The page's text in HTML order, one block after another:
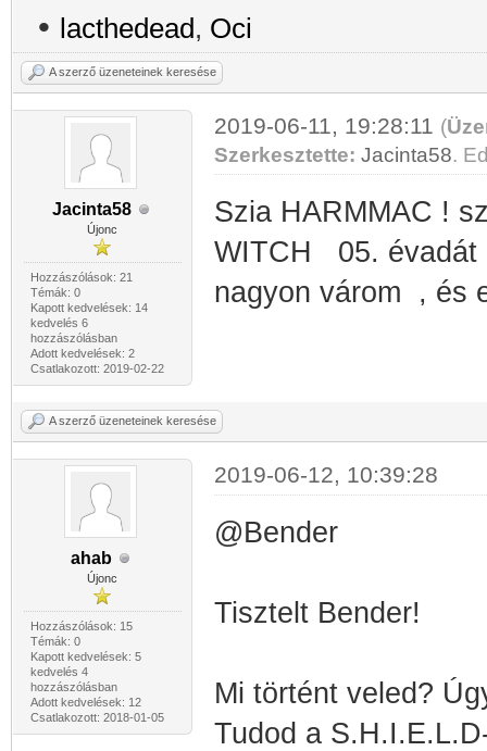
• lacthedead, Oci
A szerző üzeneteinek keresése
Jacinta58
Újonc
Hozzászólások: 21
Témák: 0
Kapott kedvelések: 14
kedvelés 6
hozzászólásban
Adott kedvelések: 2
Csatlakozott: 2019-02-22
2019-06-11, 19:28:11 (
Szerkesztette: Jacinta58.
Szia HARMMAC !
WITCH 05.
nagyon várom , és
A szerző üzeneteinek keresése
ahab
Újonc
Hozzászólások: 15
Témák: 0
Kapott kedvelések: 5
kedvelés 4
hozzászólásban
Adott kedvelések: 12
Csatlakozott: 2018-01-05
2019-06-12, 10:39:28
@Bender
Tisztelt Bender!
Mi történt veled?
Tudod a